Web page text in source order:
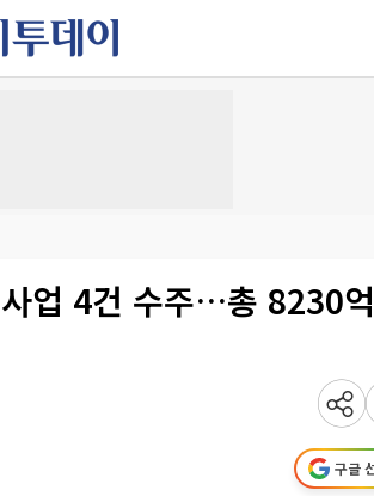
업 4건 수주…총 8230
구글